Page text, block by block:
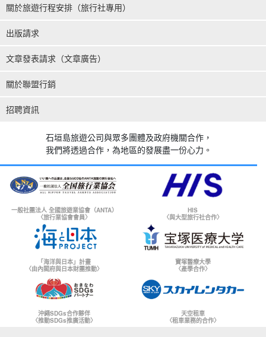
關於旅遊行程安排（旅行社專用）
出版請求
文章發表請求（文章廣告）
關於聯盟行銷
招聘資訊
石垣島旅遊公司與眾多團體及政府機關合作，
我們將透過合作，為地區的發展盡一份心力。
一般社團法人 全國旅遊業協會（ANTA）
〈旅行業協會會員〉
HIS
〈與大型旅行社合作〉
「海洋與日本」計畫
〈由內閣府與日本財團推動〉
寶塚醫療大學
〈產學合作〉
沖繩SDGs合作夥伴
〈推動SDGs推廣活動〉
天空租車
〈租車業務的合作〉